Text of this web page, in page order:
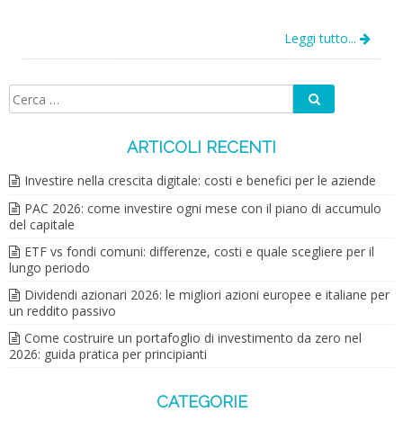
Leggi tutto...
ARTICOLI RECENTI
Investire nella crescita digitale: costi e benefici per le aziende
PAC 2026: come investire ogni mese con il piano di accumulo
del capitale
ETF vs fondi comuni: differenze, costi e quale scegliere per il
lungo periodo
Dividendi azionari 2026: le migliori azioni europee e italiane per
un reddito passivo
Come costruire un portafoglio di investimento da zero nel
2026: guida pratica per principianti
CATEGORIE